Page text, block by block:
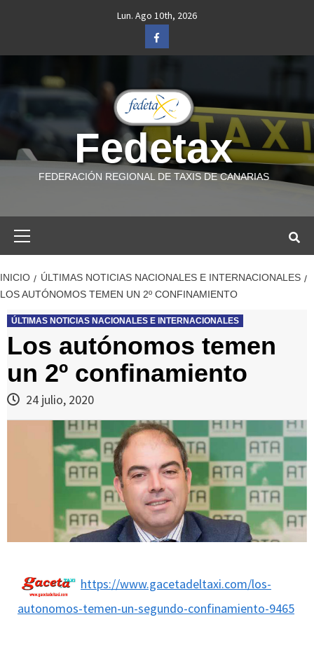
Lun. Ago 10th, 2026
Facebook
Fedetax
FEDERACIÓN REGIONAL DE TAXIS DE CANARIAS
INICIO
ÚLTIMAS NOTICIAS NACIONALES E INTERNACIONALES
LOS AUTÓNOMOS TEMEN UN 2º CONFINAMIENTO
ÚLTIMAS NOTICIAS NACIONALES E INTERNACIONALES
Los autónomos temen
un 2º confinamiento
24 julio, 2020
https://www.gacetadeltaxi.com/los-
autonomos-temen-un-segundo-confinamiento-9465